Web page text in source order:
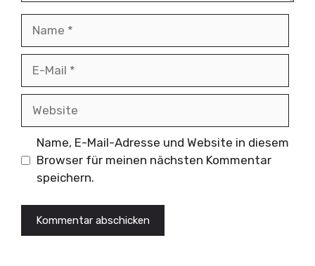
Name, E-Mail-Adresse und Website in diesem
Browser für meinen nächsten Kommentar
speichern.